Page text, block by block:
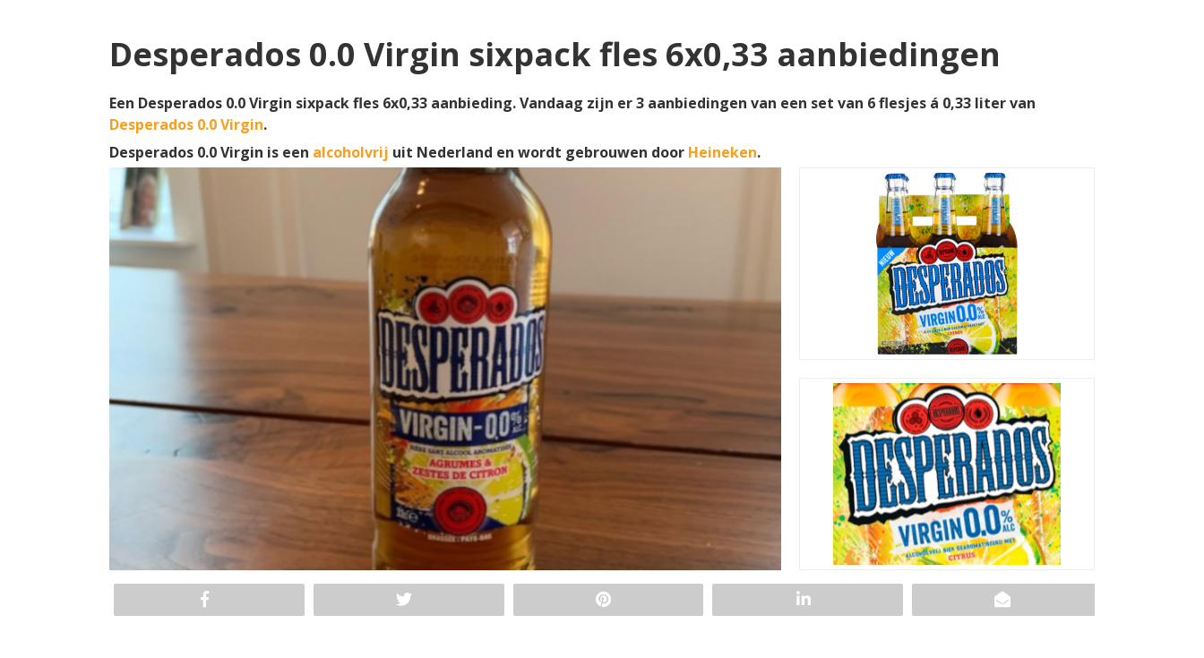
Desperados 0.0 Virgin sixpack fles 6x0,33 aanbiedingen
Een Desperados 0.0 Virgin sixpack fles 6x0,33 aanbieding. Vandaag zijn er 3 aanbiedingen van een set van 6 flesjes á 0,33 liter van
Desperados 0.0 Virgin.
Desperados 0.0 Virgin is een alcoholvrij uit Nederland en wordt gebrouwen door Heineken.